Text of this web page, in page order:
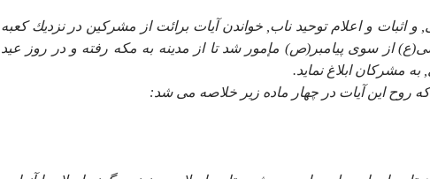
و اعلام توحيد ناب, خواندن آيات برائت از مشركين در نزديك كعبه
از سوى پيامبر(ص) مإمور شد تا از مدينه به مكه رفته و در روز عيد
مشركان ابلاغ نمايد.